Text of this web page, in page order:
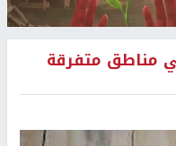
مناطق متفرقة